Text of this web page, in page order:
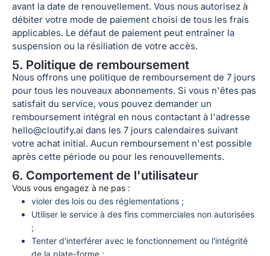
avant la date de renouvellement. Vous nous autorisez à
débiter votre mode de paiement choisi de tous les frais
applicables. Le défaut de paiement peut entraîner la
suspension ou la résiliation de votre accès.
5. Politique de remboursement
Nous offrons une politique de remboursement de 7 jours
pour tous les nouveaux abonnements. Si vous n'êtes pas
satisfait du service, vous pouvez demander un
remboursement intégral en nous contactant à l'adresse
hello@cloutify.ai dans les 7 jours calendaires suivant
votre achat initial. Aucun remboursement n'est possible
après cette période ou pour les renouvellements.
6. Comportement de l'utilisateur
Vous vous engagez à ne pas :
violer des lois ou des réglementations ;
Utiliser le service à des fins commerciales non autorisées
;
Tenter d'interférer avec le fonctionnement ou l'intégrité